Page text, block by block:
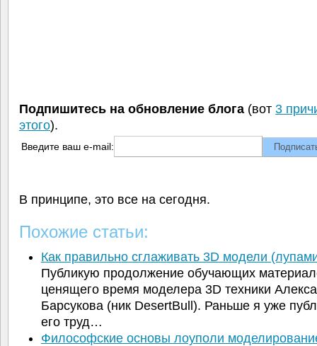
Подпишитесь на обновление блога (вот 3
этого).
Введите ваш e-mail:
В принципе, это все на сегодня.
Похожие статьи:
Как правильно сглаживать 3D модели
Публикую продолжение обучающих
ценящего время моделера 3D техники
Барсукова (ник DesertBull). Раньше я уже
его труд…
Философские основы лоуполи